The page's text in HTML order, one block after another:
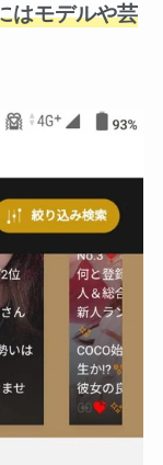
はモデルや芸